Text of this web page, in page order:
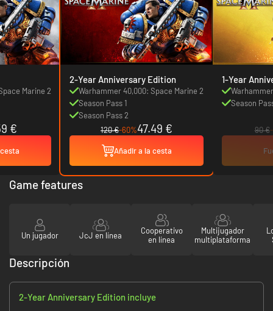
Marine 2
€
2-Year Anniversary Edition
Warhammer 40,000: Space Marine 2
Season Pass 1
Season Pass 2
120 €-60%47.49 €
Añadir a la cesta
1-Year
Season
90 €
Game features
Un jugador JcJ en línea
Cooperativo
en línea
Multijugador
multiplataforma
Descripción
2-Year Anniversary Edition incluye